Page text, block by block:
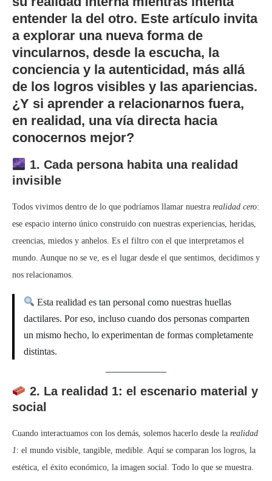
entender la del otro. Este artículo invita
a explorar una nueva forma de
vincularnos, desde la escucha, la
conciencia y la autenticidad, más allá
de los logros visibles y las apariencias.
¿Y si aprender a relacionarnos fuera,
en realidad, una vía directa hacia
conocernos mejor?
1. Cada persona habita una realidad
invisible
Todos vivimos dentro de lo que podríamos llamar nuestra realidad cero:
ese espacio interno único construido con nuestras experiencias, heridas,
creencias, miedos y anhelos. Es el filtro con el que interpretamos el
mundo. Aunque no se ve, es el lugar desde el que sentimos, decidimos y
nos relacionamos.
Esta realidad es tan personal como nuestras huellas
dactilares. Por eso, incluso cuando dos personas comparten
un mismo hecho, lo experimentan de formas completamente
distintas.
2. La realidad 1: el escenario material y
social
Cuando interactuamos con los demás, solemos hacerlo desde la realidad
1 : el mundo visible, tangible, medible. Aquí se comparan los logros, la
estética, el éxito económico, la imagen social. Todo lo que se muestra.